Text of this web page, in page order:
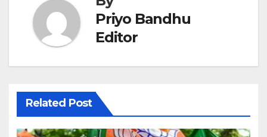
Priyo Bandhu
Editor
Related Post